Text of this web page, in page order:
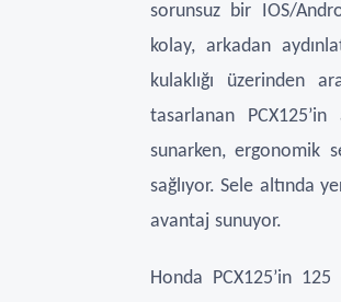
sorunsuz bir IOS/
kolay, arkadan
kulaklığı üzerinden
tasarlanan
sunarken, ergonomik
sağlıyor. Sele altında
avantaj sunuyor.
Honda PCX125’in